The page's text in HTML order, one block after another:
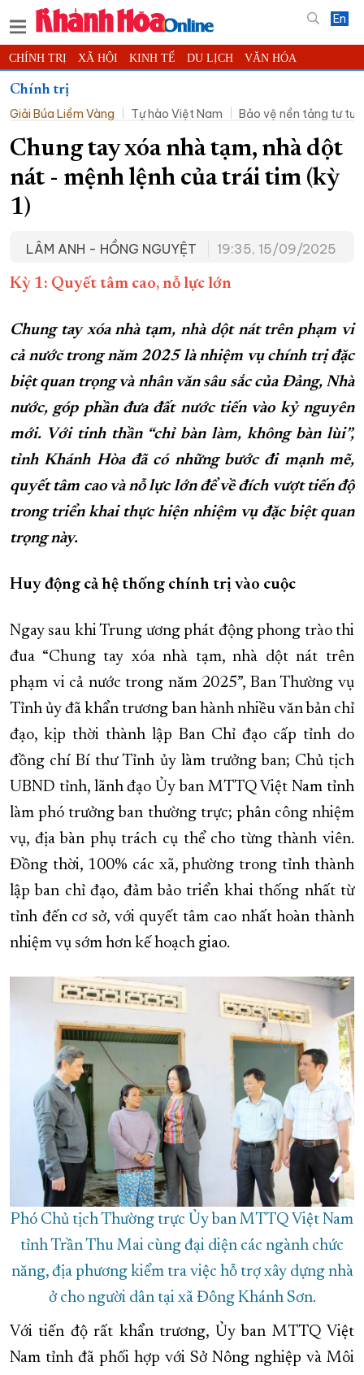
En
CHÍNH TRỊ XÃ HỘI KINH TẾ DU LỊCH VĂN HÓA
THỂ THAO
KHOA HỌC - CÔNG NGHỆ PHÁP LUẬT BẠN ĐỌC PHÓNG SỰ
THẾ GIỚI MULTIMEDIA VIDEO ĐỌC BÁO ONLINE
PODCAST THÔNG TIN - QUẢNG CÁO
QUY HOẠCH TỈNH KHÁNH HÒA
CHUNG TAY CẢI CÁCH HÀNH CHÍNH
XÂY DỰNG NÔNG THÔN MỚI LỊCH CẮT ĐIỆN
KỶ NIỆM 370 NĂM XÂY DỰNG VÀ PHÁT TRIỂN TỈNH KHÁNH HÒA
KHOẢNH KHẮC ĐẸP XỨ TRẦM
XÂY DỰNG KHÁNH HÒA TRỞ THÀNH THÀNH PHỐ TRỰC THUỘC
ĐẠI HỘI ĐẢNG CÁC CẤP VỀ BÁO KHÁNH HÒA
Chính trị
Giải Búa Liềm Vàng
Tự hào Việt Nam Bảo vệ nền tảng tư
Chung tay xóa nhà tạm, nhà dột
nát - mệnh lệnh của trái tim (kỳ
1)
LÂM ANH - HỒNG NGUYỆT 19:35, 15/09/2025
Kỳ 1: Quyết tâm cao, nỗ lực lớn
Chung tay xóa nhà tạm, nhà dột nát trên phạm vi
cả nước trong năm 2025 là nhiệm vụ chính trị đặc
biệt quan trọng và nhân văn sâu sắc của Đảng, Nhà
nước, góp phần đưa đất nước tiến vào kỷ nguyên
mới. Với tinh thần “chỉ bàn làm, không bàn lùi”,
tỉnh Khánh Hòa đã có những bước đi mạnh mẽ,
quyết tâm cao và nỗ lực lớn để về đích vượt tiến độ
trong triển khai thực hiện nhiệm vụ đặc biệt quan
trọng này.
Huy động cả hệ thống chính trị vào cuộc
Ngay sau khi Trung ương phát động phong trào thi
đua “Chung tay xóa nhà tạm, nhà dột nát trên
phạm vi cả nước trong năm 2025”, Ban Thường vụ
Tỉnh ủy đã khẩn trương ban hành nhiều văn bản chỉ
đạo, kịp thời thành lập Ban Chỉ đạo cấp tỉnh do
đồng chí Bí thư Tỉnh ủy làm trưởng ban; Chủ tịch
UBND tỉnh, lãnh đạo Ủy ban MTTQ Việt Nam tỉnh
làm phó trưởng ban thường trực; phân công nhiệm
vụ, địa bàn phụ trách cụ thể cho từng thành viên.
Đồng thời, 100% các xã, phường trong tỉnh thành
lập ban chỉ đạo, đảm bảo triển khai thống nhất từ
tỉnh đến cơ sở, với quyết tâm cao nhất hoàn thành
nhiệm vụ sớm hơn kế hoạch giao.
Phó Chủ tịch Thường trực Ủy ban MTTQ Việt Nam
tỉnh Trần Thu Mai cùng đại diện các ngành chức
năng, địa phương kiểm tra việc hỗ trợ xây dựng nhà
ở cho người dân tại xã Đông Khánh Sơn.
Với tiến độ rất khẩn trương, Ủy ban MTTQ Việt
Nam tỉnh đã phối hợp với Sở Nông nghiệp và Môi